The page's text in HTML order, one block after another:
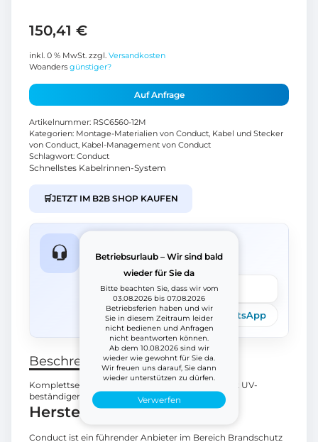
Betriebsurlaub – Wir sind bald
wieder für Sie da
Bitte beachten Sie, dass wir vom
03.08.2026 bis 07.08.2026
Betriebsferien haben und wir
Sie in diesem Zeitraum leider
nicht bedienen und Anfragen
nicht beantworten können.
Ab dem 10.08.2026 sind wir
wieder wie gewohnt für Sie da.
Wir freuen uns darauf, Sie dann
wieder unterstützen zu dürfen.
Verwerfen
150,41 €
inkl. 0 % MwSt. zzgl. Versandkosten
Woanders günstiger?
Auf Anfrage
Artikelnummer: RSC6560-12M
Kategorien: Montage-Materialien von Conduct, Kabel und Stecker
von Conduct, Kabel-Management von Conduct
Schlagwort: Conduct
Schnellstes Kabelrinnen-System
🛒JETZT IM B2B SHOP KAUFEN
Wir helfen schnell weiter.
Frage stellen
Telefon E-Mail WhatsApp
Beschreibung
Komplettset klickbarer Kabelgitter 65 × 60 EZ mit UV-
beständigen Dachstützen. Gesamtlänge: 12 m.
Herstellerinformationen
Conduct ist ein führender Anbieter im Bereich Brandschutz